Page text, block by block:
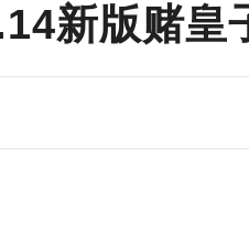
新版赌皇